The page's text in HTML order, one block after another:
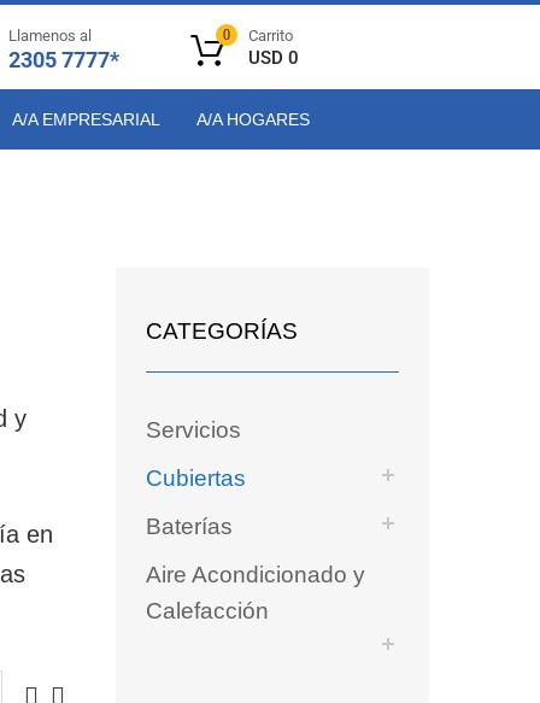
Llamenos al
2305 7777*
Carrito
USD 0
0
A/A EMPRESARIAL A/A HOGARES
y
en
CATEGORÍAS
Servicios
Cubiertas
Baterías
Aire Acondicionado y
Calefacción